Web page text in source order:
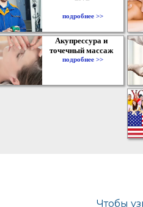
подробнее >>
Акупрессура и
точечный массаж
подробнее >>